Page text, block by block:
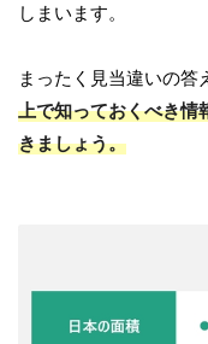
しまいます。
まったく見当違いの答
上で知っておくべき情
きましょう。